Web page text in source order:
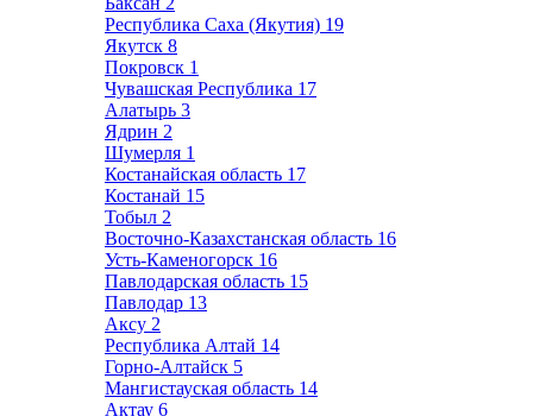
Республика Саха (Якутия) 19
Якутск 8
Покровск 1
Чувашская Республика 17
Алатырь 3
Ядрин 2
Шумерля 1
Костанайская область 17
Костанай 15
Тобыл 2
Восточно-Казахстанская область 16
Усть-Каменогорск 16
Павлодарская область 15
Павлодар 13
Аксу 2
Республика Алтай 14
Горно-Алтайск 5
Мангистауская область 14
Актау 6